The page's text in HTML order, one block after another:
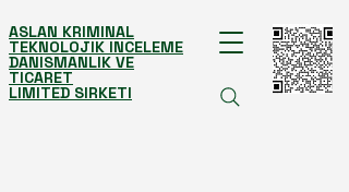
ASLAN KRIMINAL
TEKNOLOJIK INCELEME
DANISMANLIK VE
TICARET
LIMITED SIRKETI